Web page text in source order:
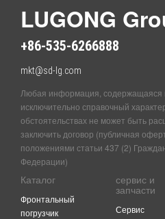
LUGONG
+86-535-6266888
mkt@sd-lg.com
Любая информация, содержащаяся
исключительно справочный
обстоятельствах не может быть
заключить договор (публичная
положениями статьи 437 (2)
Федерации)
Каталог
Фронтальный
погрузчик
сервис и
запчасти
Сервис